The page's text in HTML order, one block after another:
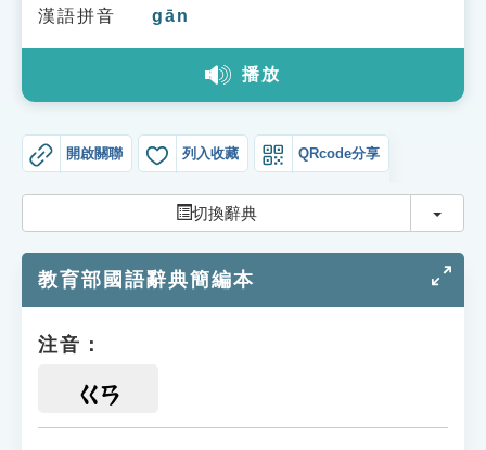
生命大百科索引
教學應用
貓頭鷹博士
漢語拼音 gān
播放
開啟關聯 列入收藏 QRcode分享
切換辭典 切換
教育部國語辭典簡編本
注音：
ㄍㄢ